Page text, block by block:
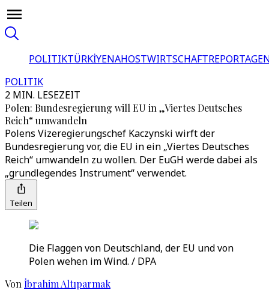
POLITIKTÜRKİYENAHOSTWIRTSCHAFT
POLITIK
2 MIN. LESEZEIT
Polen: Bundesregierung will EU in „Viertes Deutsches
Reich“ umwandeln
Polens Vizeregierungschef Kaczynski wirft der
Bundesregierung vor, die EU in ein „Viertes Deutsches
Reich“ umwandeln zu wollen. Der EuGH werde dabei als
„grundlegendes Instrument“ verwendet.
Teilen
Die Flaggen von Deutschland, der EU und von
Polen wehen im Wind. / DPA
Von İbrahim Altıparmak